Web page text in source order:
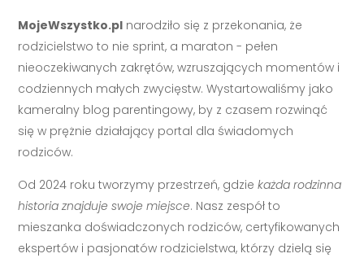
MojeWszystko.pl narodziło się z przekonania, że
rodzicielstwo to nie sprint, a maraton - pełen
nieoczekiwanych zakrętów, wzruszających momentów i
codziennych małych zwycięstw. Wystartowaliśmy jako
kameralny blog parentingowy, by z czasem rozwinąć
się w prężnie działający portal dla świadomych
rodziców.
Od 2024 roku tworzymy przestrzeń, gdziekażda rodzinna
historia znajduje swoje miejsce. Nasz zespół to
mieszanka doświadczonych rodziców, certyfikowanych
ekspertów i pasjonatów rodzicielstwa, którzy dzielą się